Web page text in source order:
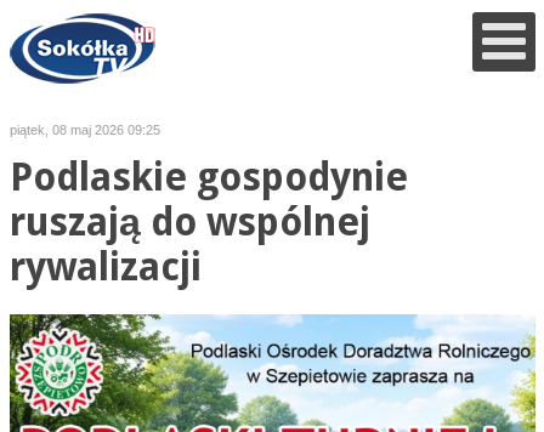
piątek, 08 maj 2026 09:25
Podlaskie gospodynie
ruszają do wspólnej
rywalizacji